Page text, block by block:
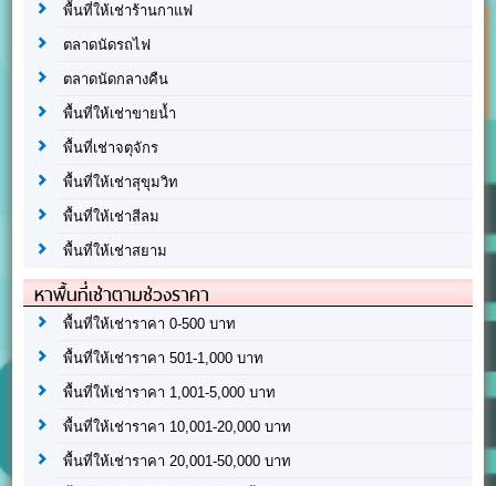
พื้นที่ให้เช่าร้านกาแฟ
ตลาดนัดรถไฟ
ตลาดนัดกลางคืน
พื้นที่ให้เช่าขายน้ำ
พื้นที่เช่าจตุจักร
พื้นที่ให้เช่าสุขุมวิท
พื้นที่ให้เช่าสีลม
พื้นที่ให้เช่าสยาม
หาพื้นที่เช่าตามช่วงราคา
พื้นที่ให้เช่าราคา 0-500 บาท
พื้นที่ให้เช่าราคา 501-1,000 บาท
พื้นที่ให้เช่าราคา 1,001-5,000 บาท
พื้นที่ให้เช่าราคา 10,001-20,000 บาท
พื้นที่ให้เช่าราคา 20,001-50,000 บาท